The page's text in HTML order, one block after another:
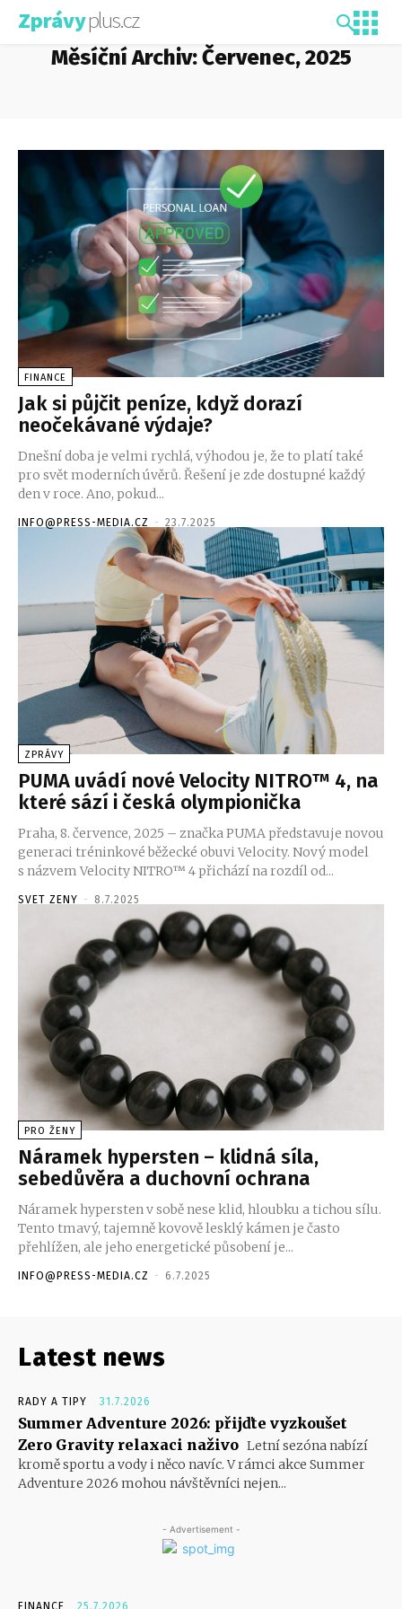
Zprávyplus.cz
Měsíční Archiv: Červenec, 2025
FINANCE
Jak si půjčit peníze, když dorazí
neočekávané výdaje?
Dnešní doba je velmi rychlá, výhodou je, že to platí také
pro svět moderních úvěrů. Řešení je zde dostupné každý
den v roce. Ano, pokud...
INFO@PRESS-MEDIA.CZ - 23.7.2025
ZPRÁVY
PUMA uvádí nové Velocity NITRO™ 4, na
které sází i česká olympionička
Praha, 8. července, 2025 – značka PUMA představuje novou
generaci tréninkové běžecké obuvi Velocity. Nový model
s názvem Velocity NITRO™ 4 přichází na rozdíl od...
SVET ZENY - 8.7.2025
PRO ŽENY
Náramek hypersten – klidná síla,
sebedůvěra a duchovní ochrana
Náramek hypersten v sobě nese klid, hloubku a tichou sílu.
Tento tmavý, tajemně kovově lesklý kámen je často
přehlížen, ale jeho energetické působení je...
INFO@PRESS-MEDIA.CZ - 6.7.2025
Latest news
RADY A TIPY 31.7.2026
Summer Adventure 2026: přijďte vyzkoušet
Zero Gravity relaxaci naživo Letní sezóna nabízí
kromě sportu a vody i něco navíc. V rámci akce Summer
Adventure 2026 mohou návštěvníci nejen...
- Advertisement -